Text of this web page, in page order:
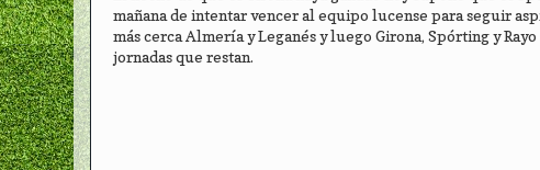
mañana de intentar vencer al equipo lucense para seguir
más cerca Almería y Leganés y luego Girona, Spórting y
jornadas que restan.